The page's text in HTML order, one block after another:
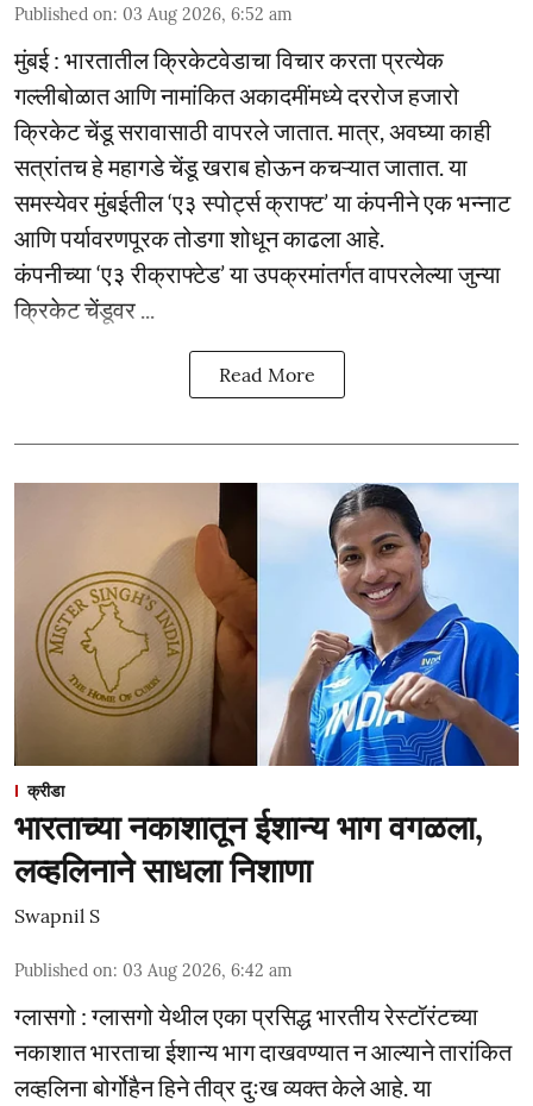
Published on: 03 Aug 2026, 6:52 am
मुंबई : भारतातील क्रिकेटवेडाचा विचार करता प्रत्येक
गल्लीबोळात आणि नामांकित अकादमींमध्ये दररोज हजारो
क्रिकेट चेंडू सरावासाठी वापरले जातात. मात्र, अवघ्या काही
सत्रांतच हे महागडे चेंडू खराब होऊन कचऱ्यात जातात. या
समस्येवर मुंबईतील ‘ए३ स्पोर्ट्स क्राफ्ट’ या कंपनीने एक भन्नाट
आणि पर्यावरणपूरक तोडगा शोधून काढला आहे.
कंपनीच्या ‘ए३ रीक्राफ्टेड’ या उपक्रमांतर्गत वापरलेल्या जुन्या
क्रिकेट चेंडूवर ...
Read More
क्रीडा
भारताच्या नकाशातून ईशान्य भाग वगळला,
लव्हलिनाने साधला निशाणा
Swapnil S
Published on: 03 Aug 2026, 6:42 am
ग्लासगो : ग्लासगो येथील एका प्रसिद्ध भारतीय रेस्टॉरंटच्या
नकाशात भारताचा ईशान्य भाग दाखवण्यात न आल्याने तारांकित
लव्हलिना बोर्गोहैन हिने तीव्र दुःख व्यक्त केले आहे. या